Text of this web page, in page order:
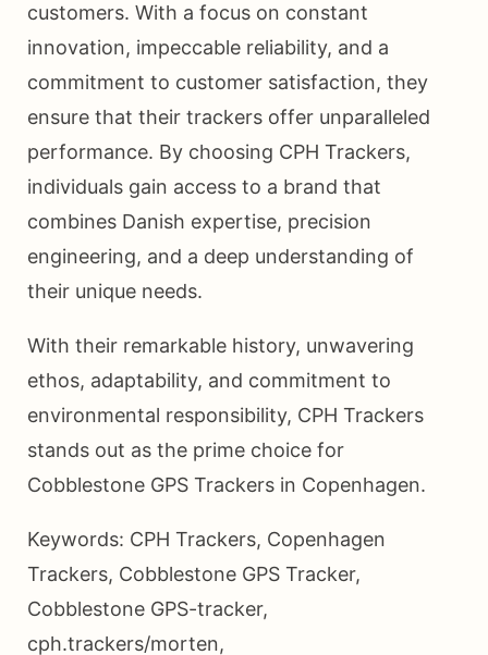
customers. With a focus on constant
innovation, impeccable reliability, and a
commitment to customer satisfaction, they
ensure that their trackers offer unparalleled
performance. By choosing CPH Trackers,
individuals gain access to a brand that
combines Danish expertise, precision
engineering, and a deep understanding of
their unique needs.
With their remarkable history, unwavering
ethos, adaptability, and commitment to
environmental responsibility, CPH Trackers
stands out as the prime choice for
Cobblestone GPS Trackers in Copenhagen.
Keywords: CPH Trackers, Copenhagen
Trackers, Cobblestone GPS Tracker,
Cobblestone GPS-tracker,
cph.trackers/morten,